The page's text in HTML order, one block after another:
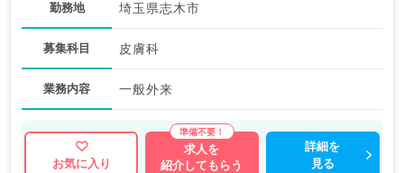
勤務地 埼玉県志木市
募集科目 皮膚科
業務内容 一般外来
お気に入り
求人を
紹介してもらう
詳細を
見る